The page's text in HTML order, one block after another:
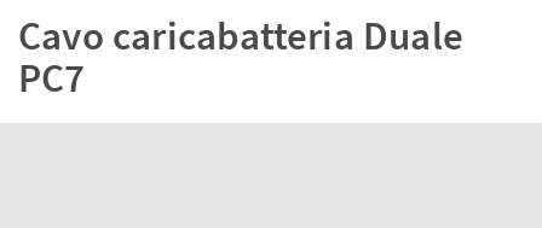
Cavo caricabatteria Duale
PC7